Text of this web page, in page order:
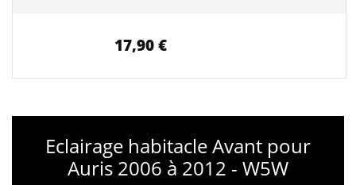
17,90 €
Eclairage habitacle Avant pour
Auris 2006 à 2012 - W5W